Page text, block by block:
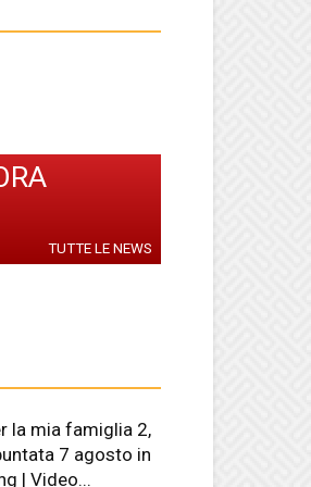
TUTTE LE NEWS
la mia famiglia 2,
7 agosto in
| Video...